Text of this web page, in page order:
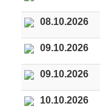
08.10.2026
09.10.2026
09.10.2026
10.10.2026